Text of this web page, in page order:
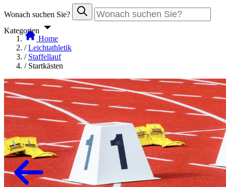
Wonach suchen Sie?
Kategorien
Home
/ Leichtathletik
/ Staffellauf
/ Startkästen